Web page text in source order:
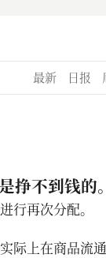
最新 日报
挣不到钱的。
行再次分配。
际上在商品流